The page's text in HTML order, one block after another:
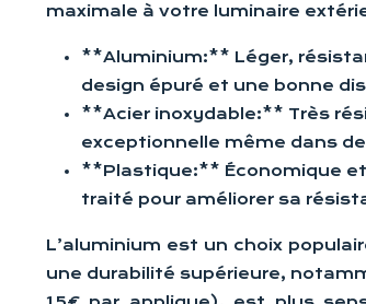
maximale à votre luminaire
**Aluminium:** Léger,
design épuré et une bonne
**Acier inoxydable:** Très
exceptionnelle même dans
**Plastique:** Économique
traité pour améliorer sa
L’aluminium est un choix
une durabilité supérieure,